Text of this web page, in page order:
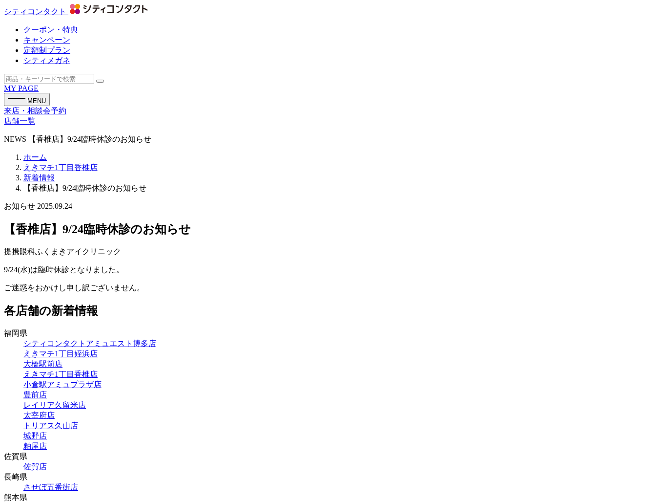
シティコンタクト
クーポン・特典
キャンペーン
定額制プラン
シティメガネ
MY PAGE
MENU
来店・相談会予約
店舗一覧
NEWS 【香椎店】9/24臨時休診のお知らせ
ホーム
えきマチ1丁目香椎店
新着情報
【香椎店】9/24臨時休診のお知らせ
お知らせ 2025.09.24
【香椎店】9/24臨時休診のお知らせ
提携眼科ふくまきアイクリニック
9/24(水)は臨時休診となりました。
ご迷惑をおかけし申し訳ございません。
各店舗の新着情報
福岡県
シティコンタクトアミュエスト博多店
えきマチ1丁目姪浜店
大橋駅前店
えきマチ1丁目香椎店
小倉駅アミュプラザ店
豊前店
レイリア久留米店
太宰府店
トリアス久山店
城野店
粕屋店
佐賀県
佐賀店
長崎県
させぼ五番街店
熊本県